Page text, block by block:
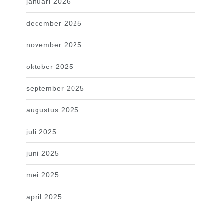
december 2025
november 2025
oktober 2025
september 2025
augustus 2025
juli 2025
juni 2025
mei 2025
april 2025